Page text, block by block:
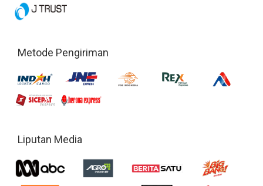
Metode Pengiriman
Liputan Media